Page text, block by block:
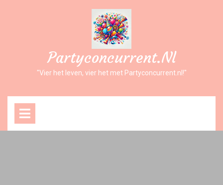
Partyconcurrent.nl
"Vier het leven, vier het met Partyconcurrent.nl!"